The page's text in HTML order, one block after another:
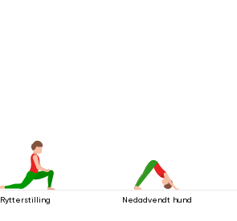
Rytterstilling Nedadvendt hund